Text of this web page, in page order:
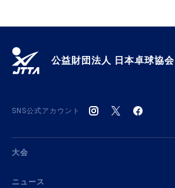
公益財団法人 日本卓球協会
SNS公式アカウント
大会
ニュース